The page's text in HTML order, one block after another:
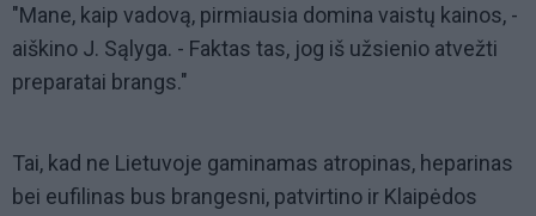
"Mane, kaip vadovą, pirmiausia domina vaistų kainos, -
aiškino J. Sąlyga. - Faktas tas, jog iš užsienio atvežti
preparatai brangs."
Tai, kad ne Lietuvoje gaminamas atropinas, heparinas
bei eufilinas bus brangesni, patvirtino ir Klaipėdos